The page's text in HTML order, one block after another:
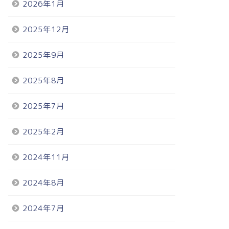
2026年1月
2025年12月
2025年9月
2025年8月
2025年7月
2025年2月
2024年11月
2024年8月
2024年7月